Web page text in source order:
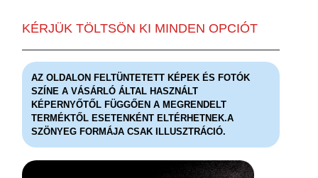
KÉRJÜK TÖLTSÖN KI MINDEN OPCIÓT
AZ OLDALON FELTÜNTETETT KÉPEK ÉS FOTÓK
SZÍNE A VÁSÁRLÓ ÁLTAL HASZNÁLT
KÉPERNYŐTŐL FÜGGŐEN A MEGRENDELT
TERMÉKTŐL ESETENKÉNT ELTÉRHETNEK.A
SZÖNYEG FORMÁJA CSAK ILLUSZTRÁCIÓ.